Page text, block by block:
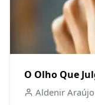
O Olho Que
Aldenir Araújo